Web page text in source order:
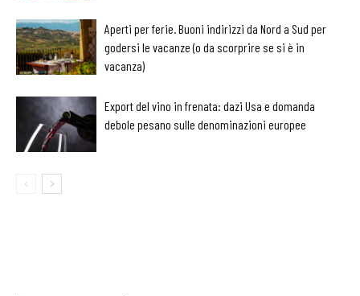
Aperti per ferie. Buoni indirizzi da Nord a Sud per
godersi le vacanze (o da scorprire se si è in
vacanza)
Export del vino in frenata: dazi Usa e domanda
debole pesano sulle denominazioni europee